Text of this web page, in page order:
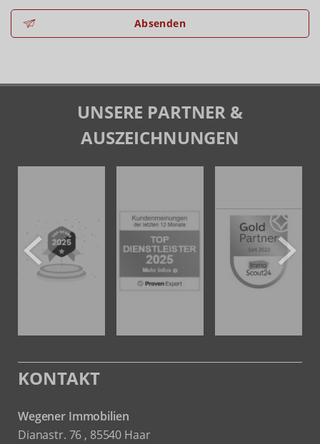
Absenden
UNSERE PARTNER &
AUSZEICHNUNGEN
KONTAKT
Wegener Immobilien
Dianastr. 76 , 85540 Haar